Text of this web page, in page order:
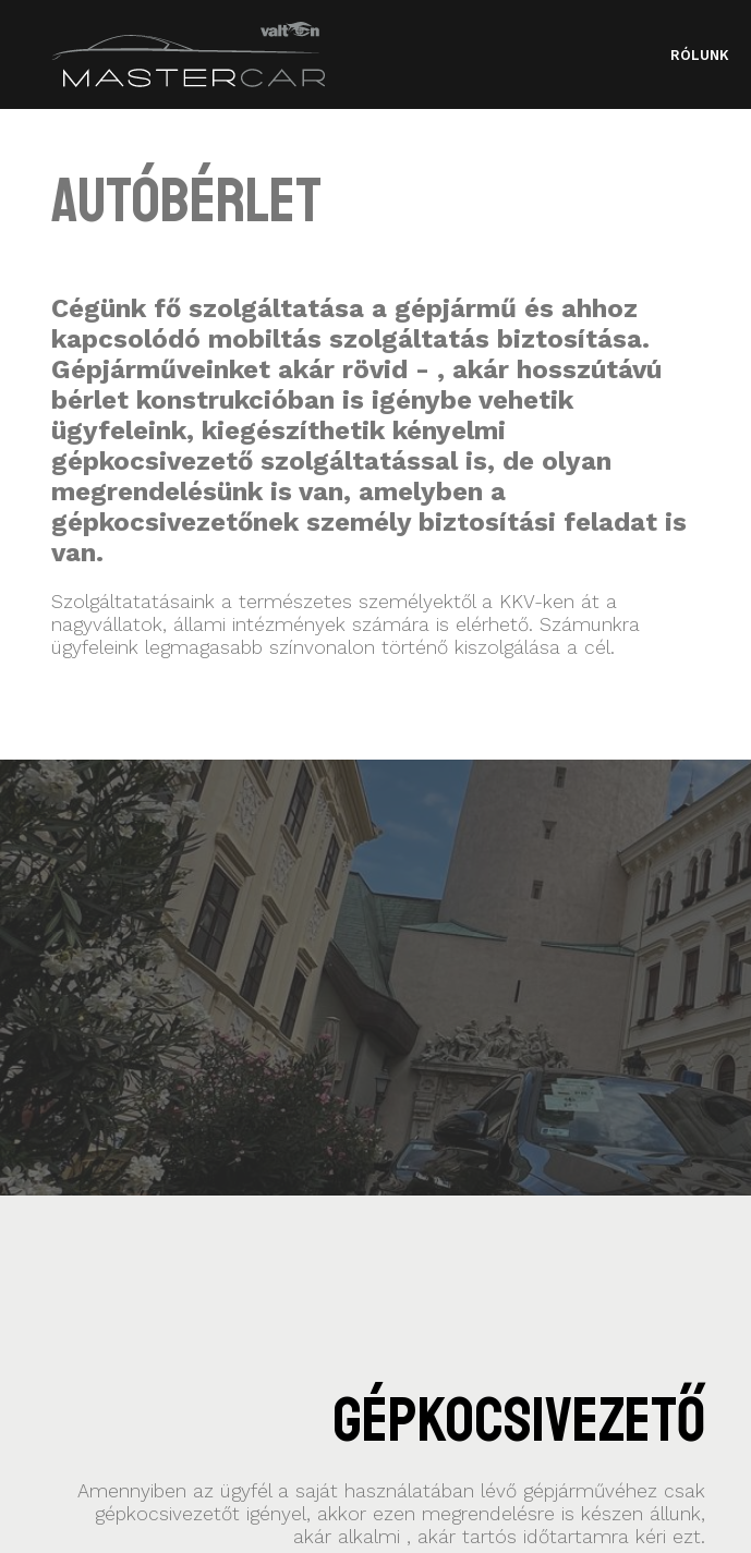
RÓLUNK
Autóbérlet
Cégünk fő szolgáltatása a gépjármű és ahhoz
kapcsolódó mobiltás szolgáltatás biztosítása.
Gépjárműveinket akár rövid - , akár hosszútávú
bérlet konstrukcióban is igénybe vehetik
ügyfeleink, kiegészíthetik kényelmi
gépkocsivezető szolgáltatással is, de olyan
megrendelésünk is van, amelyben a
gépkocsivezetőnek személy biztosítási feladat is
van.
Szolgáltatatásaink a természetes személyektől a KKV-ken át a
nagyvállatok, állami intézmények számára is elérhető. Számunkra
ügyfeleink legmagasabb színvonalon történő kiszolgálása a cél.
Gépkocsivezető
Amennyiben az ügyfél a saját használatában lévő gépjárművéhez csak
gépkocsivezetőt igényel, akkor ezen megrendelésre is készen állunk,
akár alkalmi , akár tartós időtartamra kéri ezt.